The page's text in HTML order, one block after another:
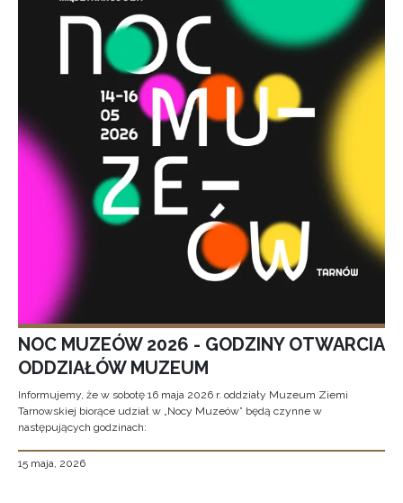
NOC MUZEÓW 2026 - GODZINY OTWARCIA
ODDZIAŁÓW MUZEUM
Informujemy, że w sobotę 16 maja 2026 r. oddziały Muzeum Ziemi
Tarnowskiej biorące udział w „Nocy Muzeów” będą czynne w
następujących godzinach:
15 maja, 2026